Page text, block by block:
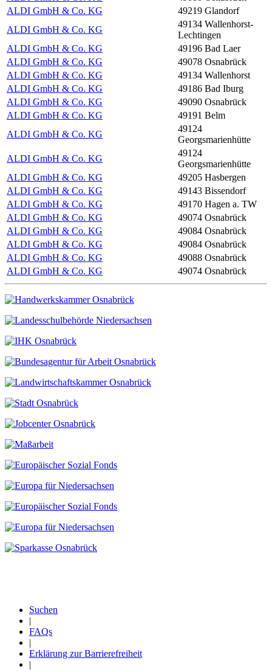
ALDI GmbH & Co. KG
49219 Glandorf
ALDI GmbH & Co. KG
49134 Wallenhorst-
Lechtingen
ALDI GmbH & Co. KG
49196 Bad Laer
ALDI GmbH & Co. KG
49078 Osnabrück
ALDI GmbH & Co. KG
49134 Wallenhorst
ALDI GmbH & Co. KG
49186 Bad Iburg
ALDI GmbH & Co. KG
49090 Osnabrück
ALDI GmbH & Co. KG
49191 Belm
ALDI GmbH & Co. KG
49124
Georgsmarienhütte
ALDI GmbH & Co. KG
49124
Georgsmarienhütte
ALDI GmbH & Co. KG
49205 Hasbergen
ALDI GmbH & Co. KG
49143 Bissendorf
ALDI GmbH & Co. KG
49170 Hagen a. TW
ALDI GmbH & Co. KG
49074 Osnabrück
ALDI GmbH & Co. KG
49084 Osnabrück
ALDI GmbH & Co. KG
49084 Osnabrück
ALDI GmbH & Co. KG
49088 Osnabrück
ALDI GmbH & Co. KG
49074 Osnabrück
Fußzeile
Suchen
|
FAQs
|
Erklärung zur Barrierefreiheit
|